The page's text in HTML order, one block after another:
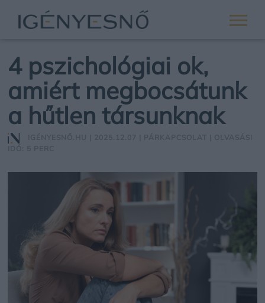
4 pszichológiai ok,
amiért megbocsátunk
a hűtlen társunknak